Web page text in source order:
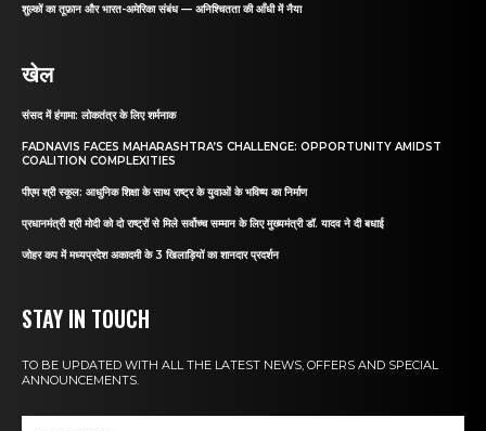
शुल्कों का तूफ़ान और भारत-अमेरिका संबंध — अनिश्चितता की आँधी में नैया
खेल
संसद में हंगामा: लोकतंत्र के लिए शर्मनाक
FADNAVIS FACES MAHARASHTRA’S CHALLENGE: OPPORTUNITY AMIDST
COALITION COMPLEXITIES
पीएम श्री स्कूल: आधुनिक शिक्षा के साथ राष्ट्र के युवाओं के भविष्य का निर्माण
प्रधानमंत्री श्री मोदी को दो राष्ट्रों से मिले सर्वोच्च सम्मान के लिए मुख्यमंत्री डॉ. यादव ने दी बधाई
जोहर कप में मध्यप्रदेश अकादमी के 3 खिलाड़ियों का शानदार प्रदर्शन
STAY IN TOUCH
TO BE UPDATED WITH ALL THE LATEST NEWS, OFFERS AND SPECIAL
ANNOUNCEMENTS.